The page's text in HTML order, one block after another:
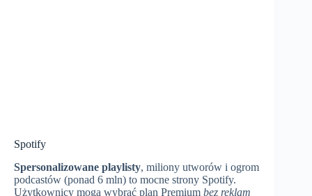
Spotify
Spersonalizowane playlisty, miliony utworów i ogrom
podcastów (ponad 6 mln) to mocne strony Spotify.
Użytkownicy mogą wybrać plan Premium bez reklam